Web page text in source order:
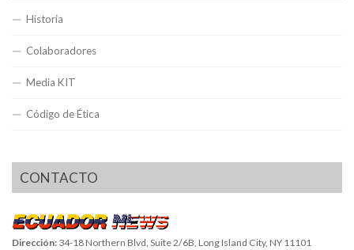
Historia
Colaboradores
Media KIT
Código de Ética
CONTACTO
Dirección: 34-18 Northern Blvd, Suite 2/6B, Long Island City, NY 11101